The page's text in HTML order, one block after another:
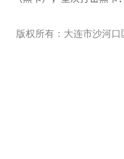
版权所有：大连市沙河